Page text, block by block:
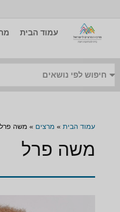
עמוד הבית
עמוד הבית » מרצים » משה פרל
משה פרל